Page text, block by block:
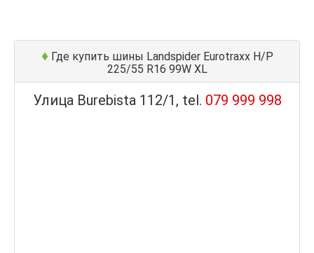
♦Где купить шины Landspider Eurotraxx H/P
225/55 R16 99W XL
Улица Burebista 112/1, tel. 079 999 998